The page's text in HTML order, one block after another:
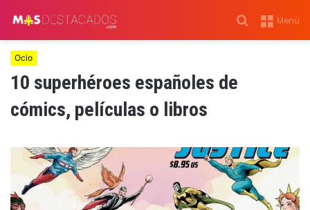
Menú
Buscar
por
Ocio
10 superhéroes españoles de
cómics, películas o libros